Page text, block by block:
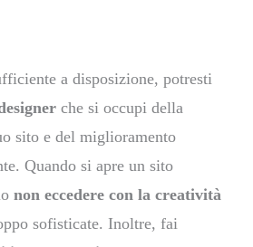
a disposizione, potresti
che si occupi della
sito e del miglioramento
Quando si apre un sito
non eccedere con la creatività
sofisticate. Inoltre, fai